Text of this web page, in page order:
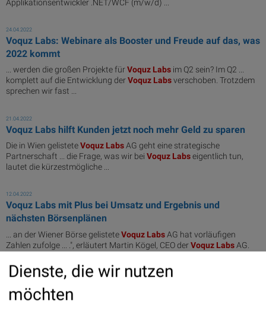
Applikationsentwickler .NET/WCF (m/w/d) ...
24.04.2022
Voquz Labs: Webinare als Booster und Freude auf das, was
2022 kommt
... werden die großen Projekte fürVoquz Labs im Q2 sein? Im Q2 ...
komplett auf die Entwicklung derVoquz Labsverschoben. Trotzdem
sprechen wir fast ...
21.04.2022
Voquz Labs hilft Kunden jetzt noch mehr Geld zu sparen
Die in Wien gelisteteVoquz LabsAG geht eine strategische
Partnerschaft ... die Frage, was wir bei Voquz Labseigentlich tun,
lautet die kürzestmögliche ...
12.04.2022
Voquz Labs mit Plus bei Umsatz und Ergebnis und
nächsten Börsenplänen
... an der Wiener Börse gelisteteVoquz LabsAG hat vorläufigen
Zahlen zufolge ... .", erläutert Martin Kögel, CEO derVoquz LabsAG.
03.04.2022
Voquz Labs: Zusätzlicher Schwung aus Asien
VoquzLabswird mit dem Start des ... einem äußerst
Dienste, die wir nutzen
möchten